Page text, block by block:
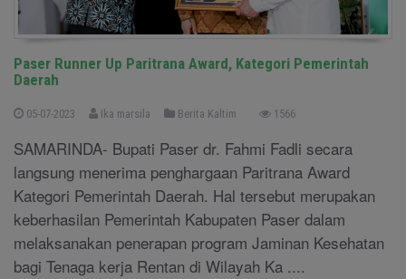
Paser Runner Up Paritrana Award, Kategori Pemerintah
Daerah
05-07-2023 Ika marsila Berita Kaltim 1566
SAMARINDA- Bupati Paser dr. Fahmi Fadli secara
langsung menerima penghargaan Paritrana Award
Kategori Pemerintah Daerah. Hal tersebut merupakan
keberhasilan Pemerintah Kabupaten Paser dalam
melaksanakan penerapan program Jaminan Kesehatan
bagi Tenaga kerja Rentan di Wilayah Ka ....